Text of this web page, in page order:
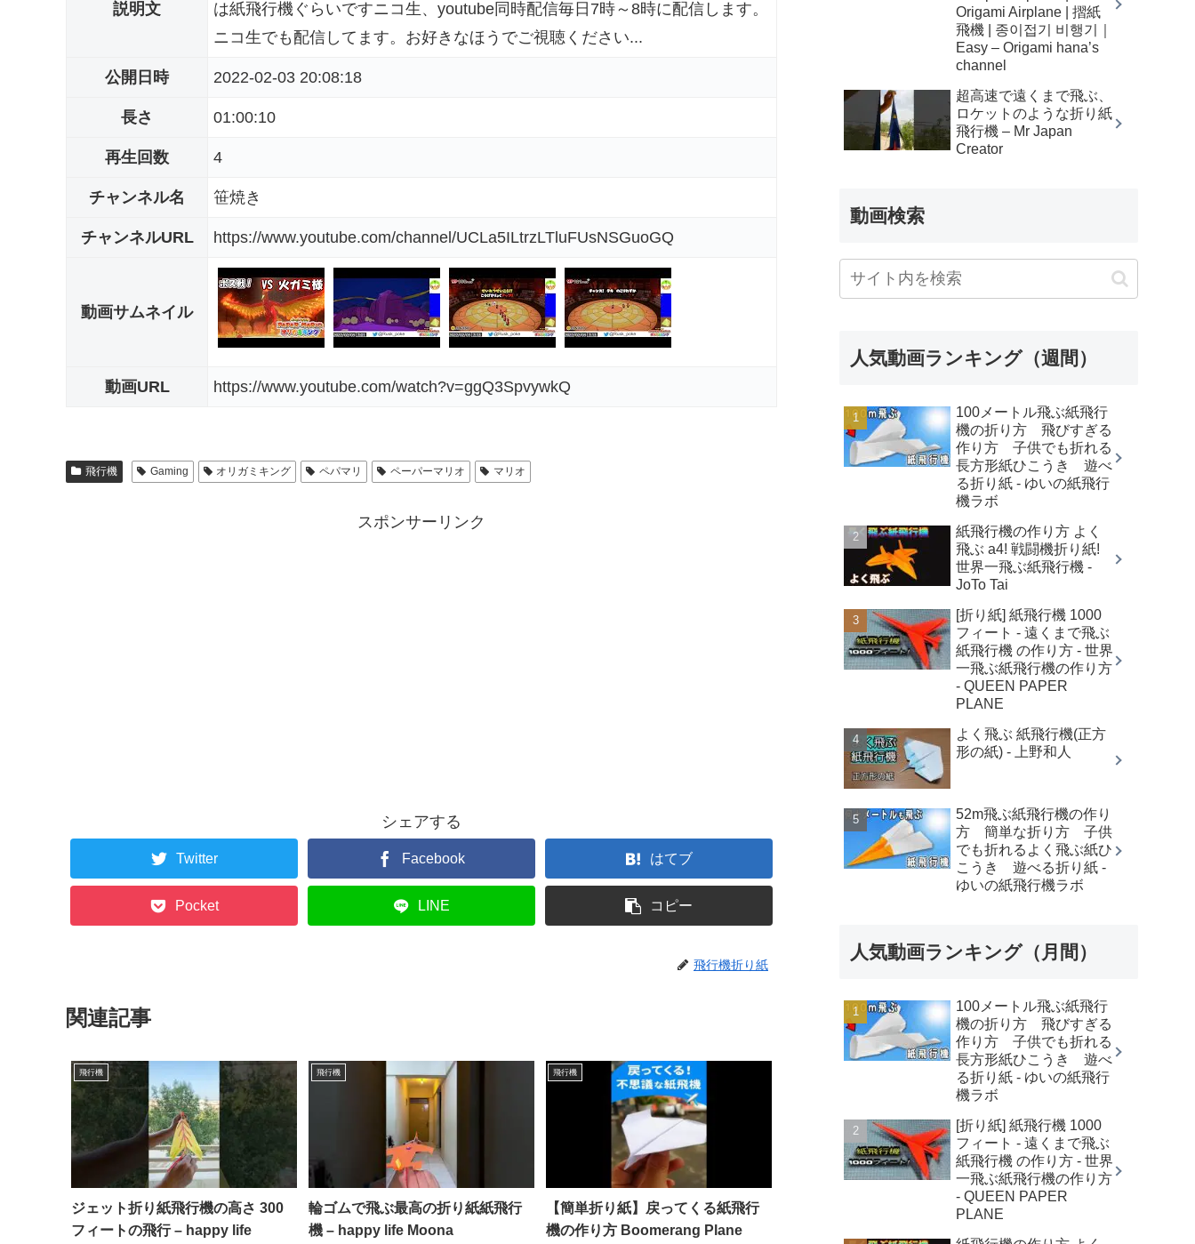
説明文
は紙飛行機ぐらいですニコ生、youtube同時配信毎日7時～8時に配信します。
ニコ生でも配信してます。お好きなほうでご視聴ください...
公開日時 2022-02-03 20:08:18
長さ 01:00:10
再生回数 4
チャンネル名 笹焼き
チャンネルURL https://www.youtube.com/channel/UCLa5ILtrzLTluFUsNSGuoGQ
動画サムネイル
動画URL https://www.youtube.com/watch?v=ggQ3SpvywkQ
飛行機 Gaming オリガミキング ペパマリ ペーパーマリオ マリオ
スポンサーリンク
シェアする
Twitter Facebook はてブ
Pocket LINE コピー
飛行機折り紙
関連記事
飛行機
ジェット折り紙飛行機の高さ 300
フィートの飛行 – happy life
飛行機
輪ゴムで飛ぶ最高の折り紙紙飛行
機 – happy life Moona
飛行機
【簡単折り紙】戻ってくる紙飛行
機の作り方 Boomerang Plane
Origami Airplane | 摺紙
飛機 | 종이접기 비행기｜
Easy – Origami hana’s
channel
超高速で遠くまで飛ぶ、
ロケットのような折り紙
飛行機 – Mr Japan
Creator
動画検索
人気動画ランキング（週間）
100メートル飛ぶ紙飛行
機の折り方 飛びすぎる
作り方 子供でも折れる
長方形紙ひこうき 遊べ
る折り紙 - ゆいの紙飛行
機ラボ
紙飛行機の作り方 よく
飛ぶ a4! 戦闘機折り紙!
世界一飛ぶ紙飛行機 -
JoTo Tai
[折り紙] 紙飛行機 1000
フィート - 遠くまで飛ぶ
紙飛行機 の作り方 - 世界
一飛ぶ紙飛行機の作り方
- QUEEN PAPER
PLANE
よく飛ぶ 紙飛行機(正方
形の紙) - 上野和人
52m飛ぶ紙飛行機の作り
方 簡単な折り方 子供
でも折れるよく飛ぶ紙ひ
こうき 遊べる折り紙 -
ゆいの紙飛行機ラボ
人気動画ランキング（月間）
100メートル飛ぶ紙飛行
機の折り方 飛びすぎる
作り方 子供でも折れる
長方形紙ひこうき 遊べ
る折り紙 - ゆいの紙飛行
機ラボ
[折り紙] 紙飛行機 1000
フィート - 遠くまで飛ぶ
紙飛行機 の作り方 - 世界
一飛ぶ紙飛行機の作り方
- QUEEN PAPER
PLANE